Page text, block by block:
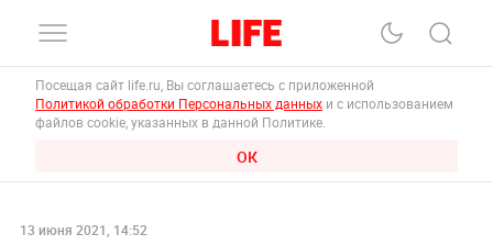
Посещая сайт life.ru, Вы соглашаетесь с приложенной
Политикой обработки Персональных данных и с использованием
файлов cookie, указанных в данной Политике.
ОК
13 июня 2021, 14:52